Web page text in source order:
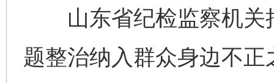
山东省纪检监察机关
题整治纳入群众身边不